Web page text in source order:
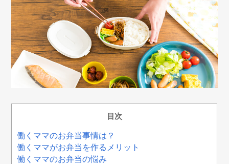
目次
働くママのお弁当事情は？
働くママがお弁当を作るメリット
働くママのお弁当の悩み